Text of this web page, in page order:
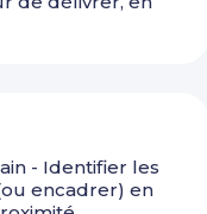
- Identifier les
encadrer) en